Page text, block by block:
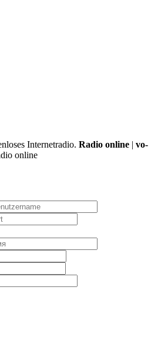
Internetradio. Radio online | vo-
online